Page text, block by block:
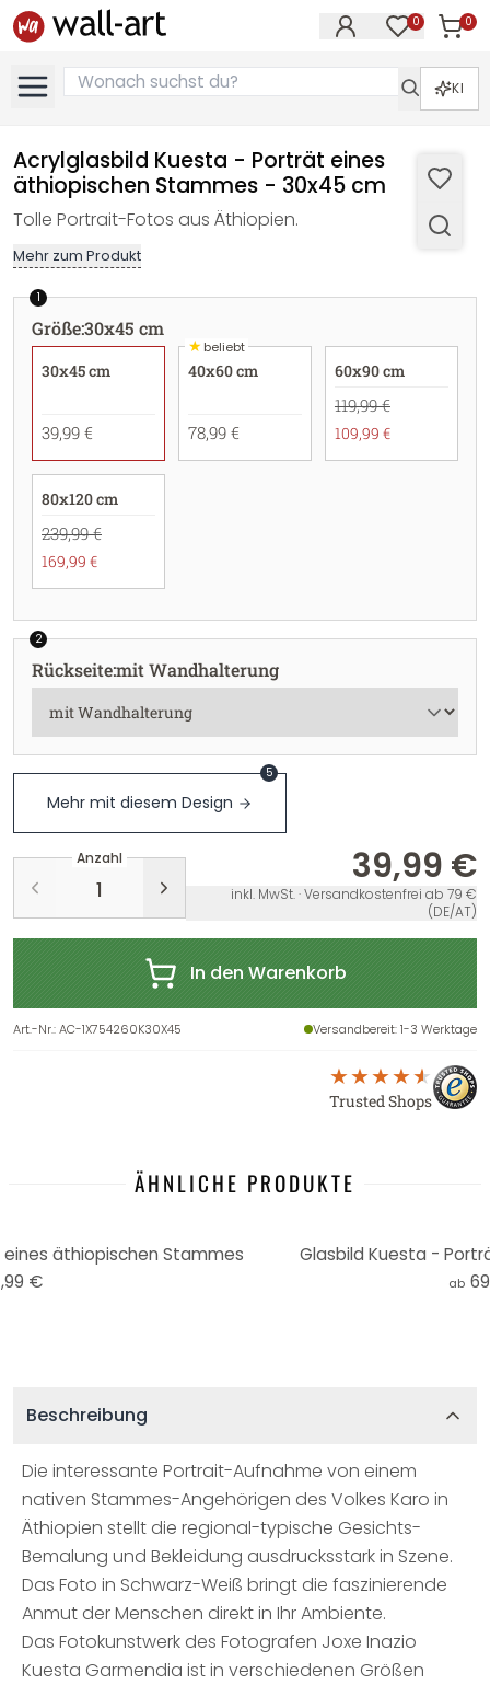
0 0
KI
Acrylglasbild Kuesta - Porträt eines
äthiopischen Stammes - 30x45 cm
Tolle Portrait-Fotos aus Äthiopien.
Mehr zum Produkt
1
Größe:30x45 cm
30x45 cm
39,99 €
★beliebt
40x60 cm
78,99 €
60x90 cm
119,99 €
109,99 €
80x120 cm
239,99 €
169,99 €
2
Rückseite:mit Wandhalterung
Mehr mit diesem Design
5
Anzahl 39,99 €
inkl. MwSt. · Versandkostenfrei ab 79 €
(DE/AT)
In den Warenkorb
Art.-Nr.:AC-1X754260K30X45 Versandbereit: 1-3 Werktage
Trusted Shops
ÄHNLICHE PRODUKTE
äthiopischen Stammes
€
Glasbild Kuesta -
ab
Beschreibung
Die interessante Portrait-Aufnahme von einem
nativen Stammes-Angehörigen des Volkes Karo in
Äthiopien stellt die regional-typische Gesichts-
Bemalung und Bekleidung ausdrucksstark in Szene.
Das Foto in Schwarz-Weiß bringt die faszinierende
Anmut der Menschen direkt in Ihr Ambiente.
Das Fotokunstwerk des Fotografen Joxe Inazio
Kuesta Garmendia ist in verschiedenen Größen